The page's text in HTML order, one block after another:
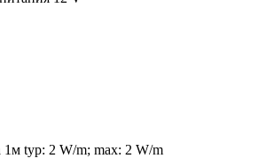
1м typ: 2 W/m; max: 2 W/m